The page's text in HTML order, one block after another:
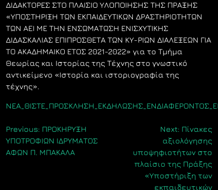
ΔΙΔΑΚΤΟΡΕΣ ΣΤΟ ΠΛΑΙΣΙΟ ΥΛΟΠΟΙΗΣΗΣ ΤΗΣ ΠΡΑΞΗΣ
«ΥΠΟΣΤΗΡΙΞΗ ΤΩΝ ΕΚΠΑΙΔΕΥΤΙΚΩΝ ΔΡΑΣΤΗΡΙΟΤΗΤΩΝ
ΤΩΝ ΑΕΙ ΜΕ ΤΗΝ ΕΝΣΩΜΑΤΩΣΗ ΕΝΙΣΧΥΤΙΚΗΣ
ΔΙΔΑΣΚΑΛΙΑΣ ΕΠΙΠΡΟΣΘΕΤΑ ΤΩΝ ΚΥ-ΡΙΩΝ ΔΙΑΛΕΞΕΩΝ ΓΙΑ
ΤΟ ΑΚΑΔΗΜΑΙΚΟ ΕΤΟΣ 2021-2022» για το Τμήμα
Θεωρίας και Ιστορίας της Τέχνης στο γνωστικό
αντικείμενο «Ιστορία και ιστοριογραφία της
τέχνης».
Πλοήγηση
άρθρων
Previous: ΠΡΟΚΗΡΥΞΗ
ΥΠΟΤΡΟΦΙΩΝ ΙΔΡΥΜΑΤΟΣ
ΑΦΩΝ Π. ΜΠΑΚΑΛΑ
Next: Πίνακες
αξιολόγησης
υποψηφιοτήτων στο
πλαίσιο της Πράξης
«Υποστήριξη των
εκπαιδευτικών